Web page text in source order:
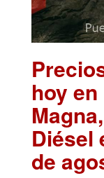
hoy
Diésel
de